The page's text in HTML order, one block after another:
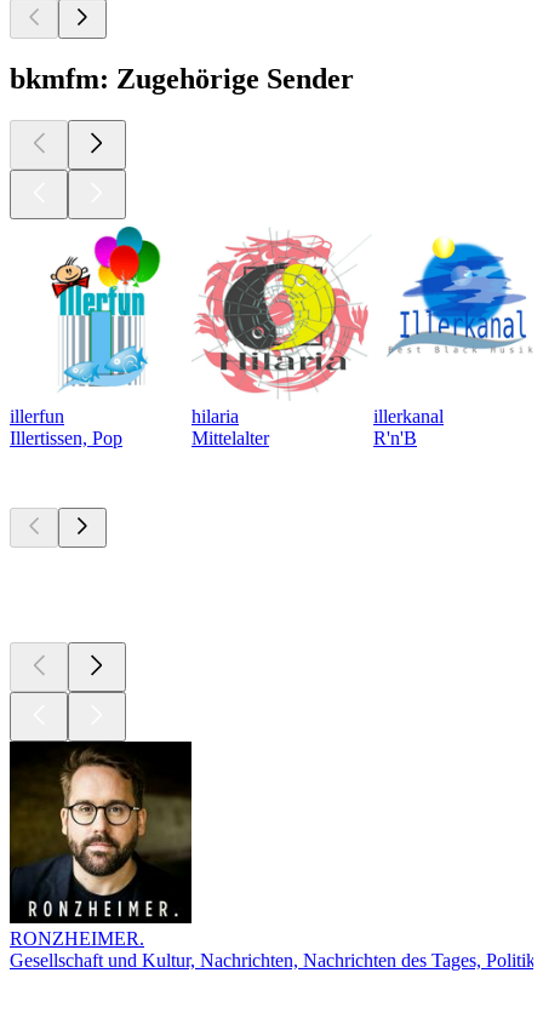
bkmfm: Zugehörige Sender
illerfun
Illertissen, Pop
hilaria
Mittelalter
illerkanal
R'n'B
RONZHEIMER.
Gesellschaft und Kultur, Nachrichten, Nachrichten des Tages, Politik